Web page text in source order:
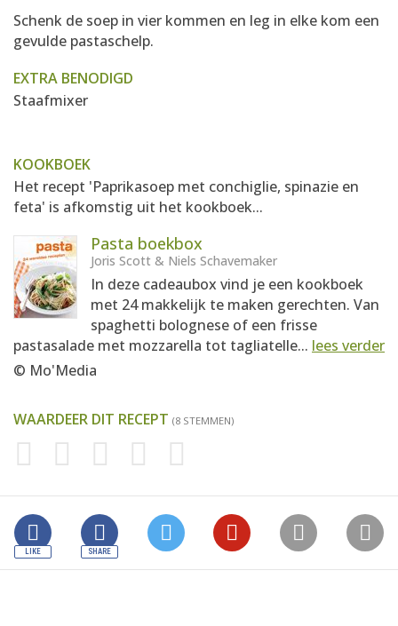
Schenk de soep in vier kommen en leg in elke kom een
gevulde pastaschelp.
EXTRA BENODIGD
Staafmixer
KOOKBOEK
Het recept 'Paprikasoep met conchiglie, spinazie en
feta' is afkomstig uit het kookboek...
Pasta boekbox
Joris Scott & Niels Schavemaker
In deze cadeaubox vind je een kookboek
met 24 makkelijk te maken gerechten. Van
spaghetti bolognese of een frisse
pastasalade met mozzarella tot tagliatelle... lees verder
© Mo'Media
WAARDEER DIT RECEPT (8 STEMMEN)